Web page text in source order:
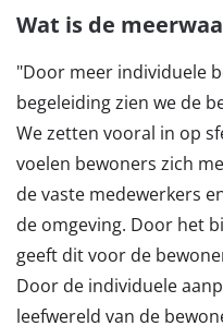
Wat is de
"Door meer individuele
begeleiding zien we de
We zetten vooral in op
voelen bewoners zich
de vaste medewerkers
de omgeving. Door het
geeft dit voor de
Door de individuele
leefwereld van de